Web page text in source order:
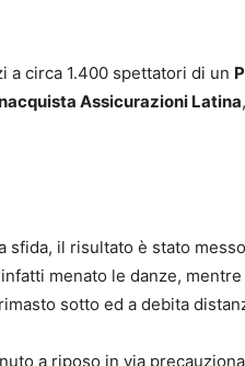
a circa 1.400 spettatori di un
Assicurazioni Latina
sfida, il risultato è stato
menato le danze,
sotto ed a debita
a riposo in via